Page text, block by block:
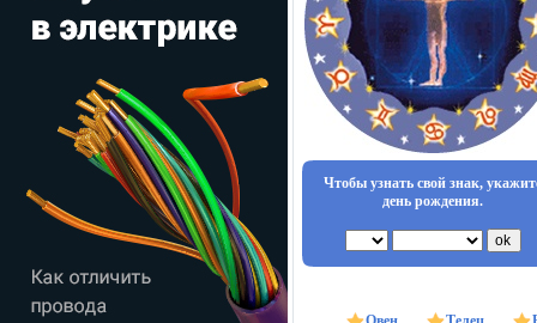
Чтобы узнать свой знак,
день рождения.